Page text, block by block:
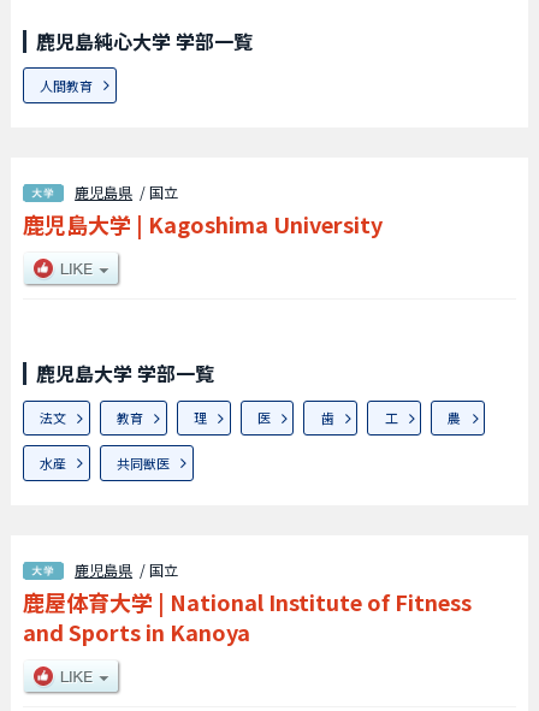
鹿児島純心大学 学部一覧
人間教育
鹿児島県 / 国立
鹿児島大学 | Kagoshima University
鹿児島大学 学部一覧
法文 教育 理 医 歯 工 農
水産 共同獣医
鹿児島県 / 国立
鹿屋体育大学 | National Institute of Fitness
and Sports in Kanoya